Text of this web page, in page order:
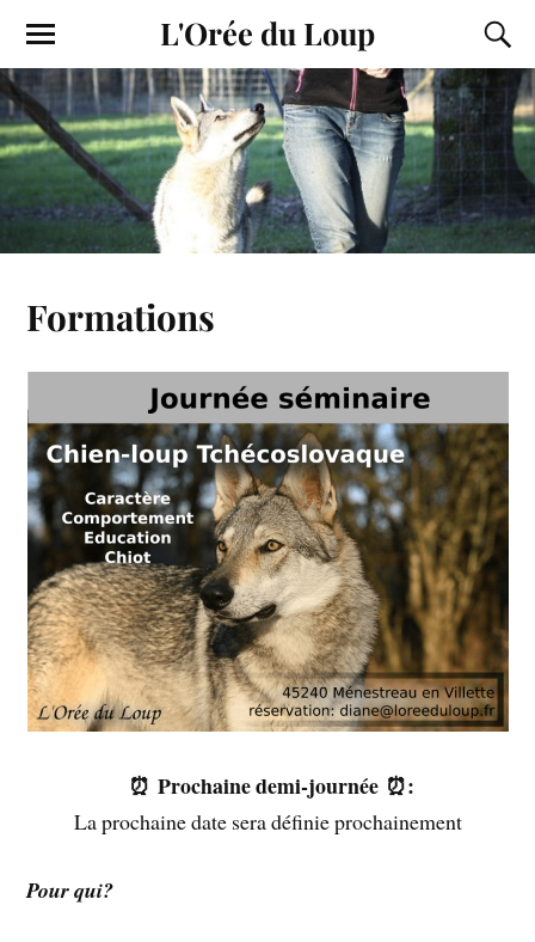
L'Orée du Loup
Formations
⏰ Prochaine demi-journée ⏰:
La prochaine date sera définie prochainement
Pour qui?